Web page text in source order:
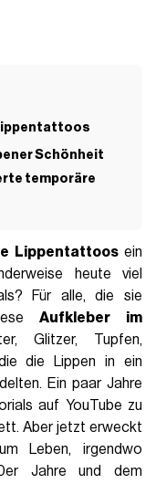
Schönheit
temporäre
Lippentattoosein
heute viel
Für alle, die sie
Aufkleber im
Glitzer, Tupfen,
die Lippen in ein
Ein paar Jahre
auf YouTube zu
Aber jetzt erweckt
Leben, irgendwo
Jahre und dem